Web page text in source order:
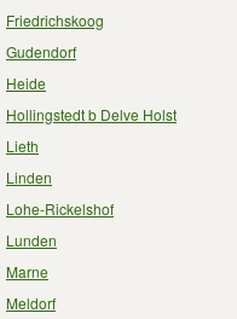
Friedrichskoog
Gudendorf
Heide
Hollingstedt b Delve Holst
Lieth
Linden
Lohe-Rickelshof
Lunden
Marne
Meldorf